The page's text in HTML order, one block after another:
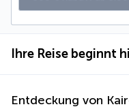
Ihre Reise beginnt
Entdeckung von